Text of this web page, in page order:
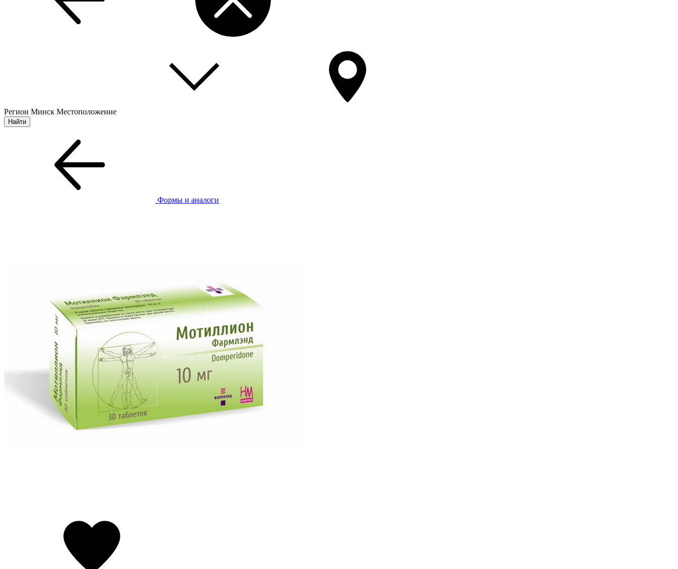
Регион Минск Местоположение
Формы и аналоги